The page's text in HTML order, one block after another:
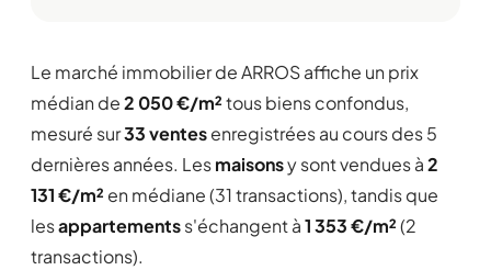
Le marché immobilier de ARROS affiche un prix
médian de2 050 €/m²tous biens confondus,
mesuré sur33 ventesenregistrées au cours des 5
dernières années. Lesmaisonsy sont vendues à2
131 €/m² en médiane (31 transactions), tandis que
lesappartementss'échangent à1 353 €/m²(2
transactions).